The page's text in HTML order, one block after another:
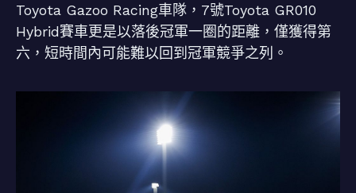
Toyota Gazoo Racing車隊，7號Toyota GR010
Hybrid賽車更是以落後冠軍一圈的距離，僅獲得第
六，短時間內可能難以回到冠軍競爭之列。